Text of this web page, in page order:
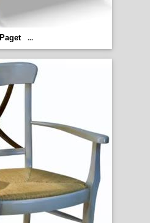
Paget ...